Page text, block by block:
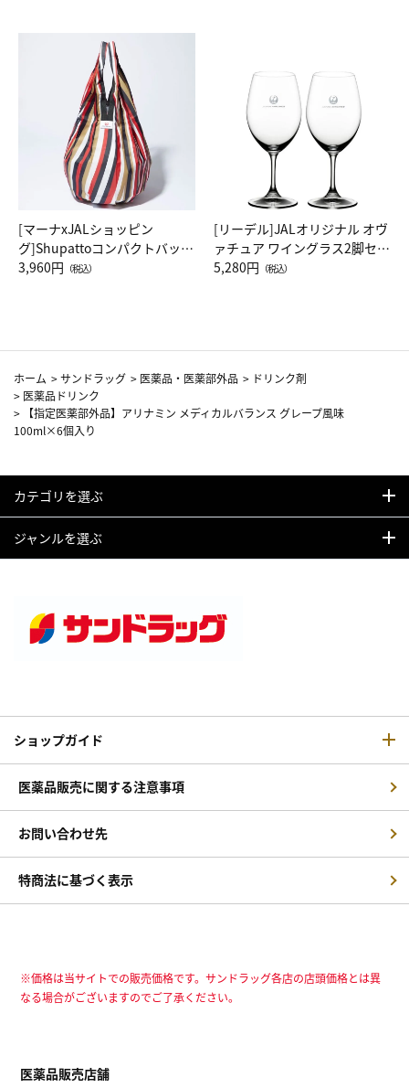
[マーナxJALショッピン
グ]Shupattoコンパクトバッグ
Drop JAL客室乗務員（LC）ス
3,960円 （税込）
[リーデル]JALオリジナル オヴ
ァチュア ワイングラス2脚セッ
ト（レッドワイン）
5,280円 （税込）
ホーム >サンドラッグ > 医薬品・医薬部外品 > ドリンク剤
> 医薬品ドリンク
>
【指定医薬部外品】アリナミン メディカルバランス グレープ風味
100ml×6個入り
カテゴリを選ぶ
ジャンルを選ぶ
ショップガイド
医薬品販売に関する注意事項
お問い合わせ先
特商法に基づく表示
※価格は当サイトでの販売価格です。サンドラッグ各店の店頭価格とは異
なる場合がございますのでご了承ください。
医薬品販売店舗